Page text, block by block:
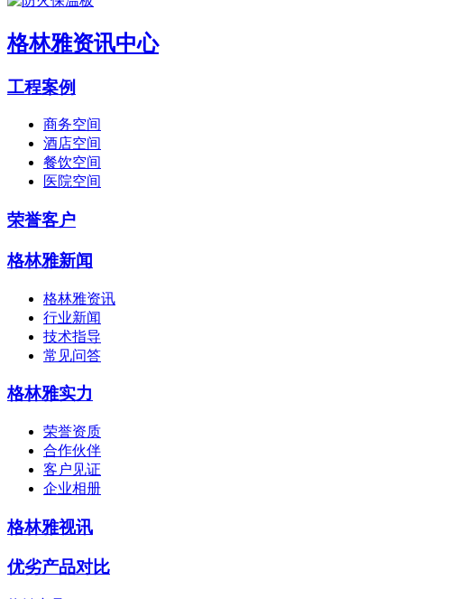
格林雅资讯中心
工程案例
商务空间
酒店空间
餐饮空间
医院空间
荣誉客户
格林雅新闻
格林雅资讯
行业新闻
技术指导
常见问答
格林雅实力
荣誉资质
合作伙伴
客户见证
企业相册
格林雅视讯
优劣产品对比